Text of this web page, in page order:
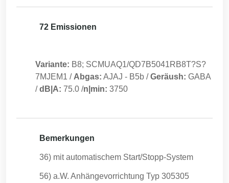
72 Emissionen
Variante: B8; SCMUAQ1/QD7B5041RB8T?S?
7MJEM1 / Abgas: AJAJ - B5b /Geräush: GABA
/dB|A: 75.0 /n|min: 3750
Bemerkungen
36) mit automatischem Start/Stopp-System
56) a.W. Anhängevorrichtung Typ 305305